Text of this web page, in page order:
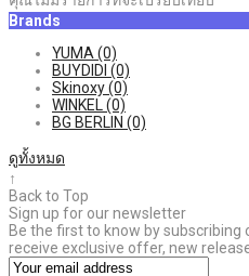
Brands
YUMA (0)
BUYDIDI (0)
Skinoxy(0)
WINKEL (0)
BG BERLIN (0)
ดูทั้งหมด
↑
Back to Top
Sign up for our newsletter
Be the first to know by subscribing
receive exclusive offer, new